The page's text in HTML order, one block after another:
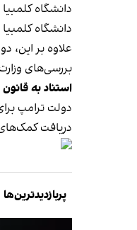
دانشگاه
دانشگاه کلمبیا برای بازگرداندن بودجه
علاوه بر این، دولت ترامپ دوشنبه ۱۱ فروردین اعلام کرد که در
بررسی‌های وزارت آموزش همچنین شامل
استناد به
دولت ترامپ
دریافت
پربازدیدترین‌ها